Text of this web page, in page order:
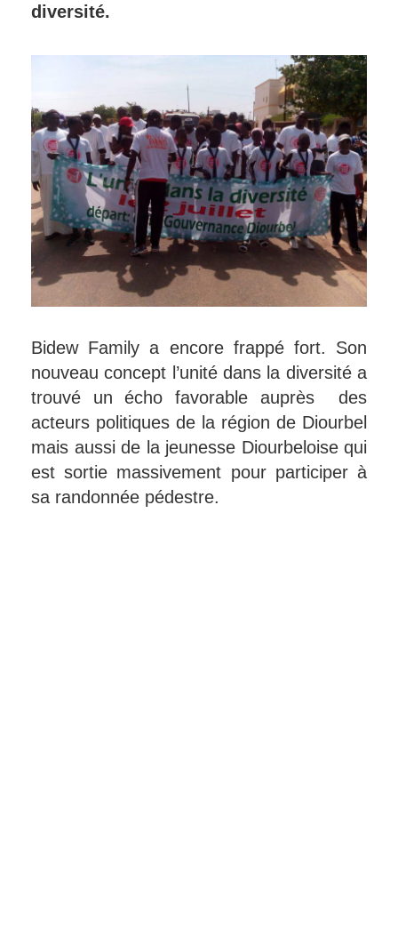
diversité.
Bidew Family a encore frappé fort. Son
nouveau concept l’unité dans la diversité a
trouvé un écho favorable auprès des
acteurs politiques de la région de Diourbel
mais aussi de la jeunesse Diourbeloise qui
est sortie massivement pour participer à
sa randonnée pédestre.